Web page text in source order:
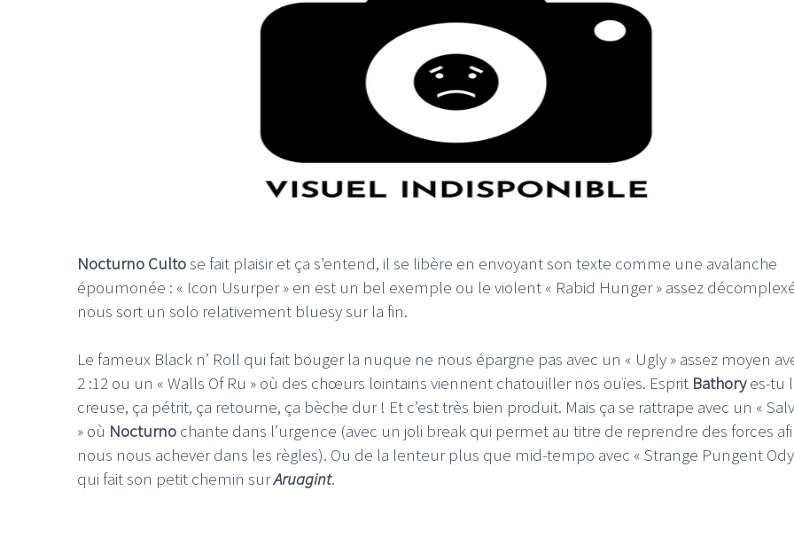
Nocturno Cultose fait plaisir et ça s’entend, il se libère en envoyant son texte comme une avalanche
époumonée : « Icon Usurper » en est un bel exemple ou le violent « Rabid Hunger » assez
nous sort un solo relativement bluesy sur la fin.
Le fameux Black n’ Roll qui fait bouger la nuque ne nous épargne pas avec un « Ugly » assez moyen
2 :12 ou un « Walls Of Ru » où des chœurs lointains viennent chatouiller nos ouïes. Esprit Bathoryes-tu
creuse, ça pétrit, ça retourne, ça bèche dur ! Et c’est très bien produit. Mais ça se rattrape avec un «
» où Nocturno chante dans l’urgence (avec un joli break qui permet au titre de reprendre des forces
nous nous achever dans les règles). Ou de la lenteur plus que mid-tempo avec « Strange Pungent
qui fait son petit chemin surAruagint.